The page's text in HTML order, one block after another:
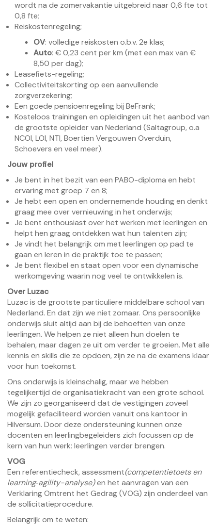
wordt na de zomervakantie uitgebreid naar 0,6 fte tot
0,8 fte;
Reiskostenregeling;
OV: volledige reiskosten o.b.v. 2e klas;
Auto: € 0,23 cent per km (met een max van €
8,50 per dag);
Leasefiets-regeling;
Collectiviteitskorting op een aanvullende
zorgverzekering;
Een goede pensioenregeling bij BeFrank;
Kosteloos trainingen en opleidingen uit het aanbod van
de grootste opleider van Nederland (Saltagroup, o.a
NCOI, LOI, NTI, Boertien Vergouwen Overduin,
Schoevers en veel meer).
Jouw profiel
Je bent in het bezit van een PABO-diploma en hebt
ervaring met groep 7 en 8;
Je hebt een open en ondernemende houding en denkt
graag mee over vernieuwing in het onderwijs;
Je bent enthousiast over het werken met leerlingen en
helpt hen graag ontdekken wat hun talenten zijn;
Je vindt het belangrijk om met leerlingen op pad te
gaan en leren in de praktijk toe te passen;
Je bent flexibel en staat open voor een dynamische
werkomgeving waarin nog veel te ontwikkelen is.
Over Luzac
Luzac is de grootste particuliere middelbare school van
Nederland. En dat zijn we niet zomaar. Ons persoonlijke
onderwijs sluit altijd aan bij de behoeften van onze
leerlingen. We helpen ze niet alleen hun doelen te
behalen, maar dagen ze uit om verder te groeien. Met alle
kennis en skills die ze opdoen, zijn ze na de examens klaar
voor hun toekomst.
Ons onderwijs is kleinschalig, maar we hebben
tegelijkertijd de organisatiekracht van een grote school.
We zijn zo georganiseerd dat de vestigingen zoveel
mogelijk gefaciliteerd worden vanuit ons kantoor in
Hilversum. Door deze ondersteuning kunnen onze
docenten en leerlingbegeleiders zich focussen op de
kern van hun werk: leerlingen verder brengen.
VOG
Een referentiecheck, assessment(competentietoets en
learning‑agility-analyse)en het aanvragen van een
Verklaring Omtrent het Gedrag (VOG) zijn onderdeel van
de sollicitatieprocedure.
Belangrijk om te weten: